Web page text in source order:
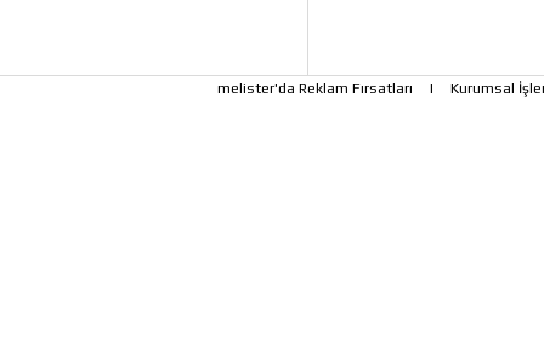
melister'da Reklam Fırsatları | Kurumsal